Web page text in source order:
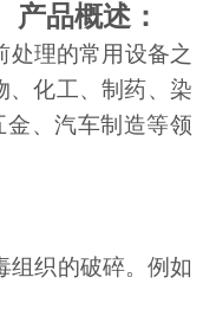
产品概述：
理的常用设备之
、化工、制药、染
、汽车制造等领
组织的破碎。例如